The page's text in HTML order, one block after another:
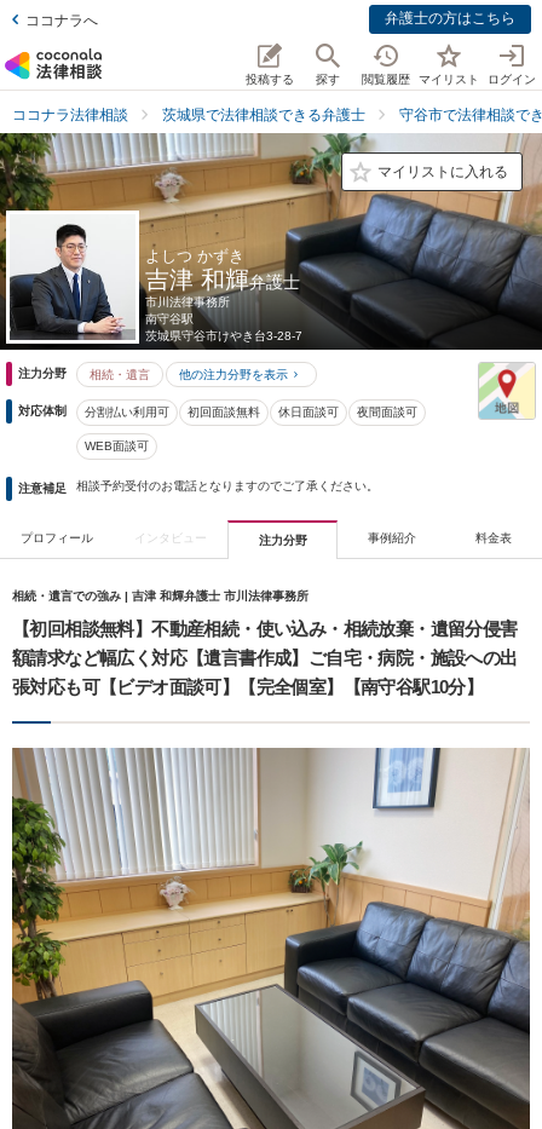
ココナラへ 弁護士の方はこちら
投稿する 探す 閲覧履歴 マイリスト ログイン
ココナラ法律相談 茨城県で法律相談できる弁護士 守谷市で法律相談で
マイリストに入れる
よしつ かずき
吉津 和輝弁護士
市川法律事務所
南守谷駅
茨城県守谷市けやき台3-28-7
注力分野 相続・遺言 他の注力分野を表示
対応体制 分割払い利用可 初回面談無料 休日面談可 夜間面談可
WEB面談可
注意補足 相談予約受付のお電話となりますのでご了承ください。
プロフィール インタビュー 注力分野 事例紹介 料金表
相続・遺言での強み | 吉津 和輝弁護士 市川法律事務所
【初回相談無料】不動産相続・使い込み・相続放棄・遺留分侵害
額請求など幅広く対応【遺言書作成】ご自宅・病院・施設への出
張対応も可【ビデオ面談可】【完全個室】【南守谷駅10分】